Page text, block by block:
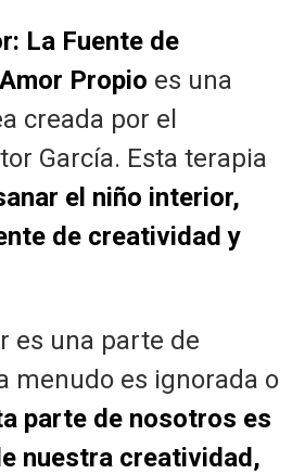
La Fuente de
Propio es una
creada por el
García. Esta terapia
el niño interior,
de creatividad y
es una parte de
menudo es ignorada o
parte de nosotros es
nuestra creatividad,